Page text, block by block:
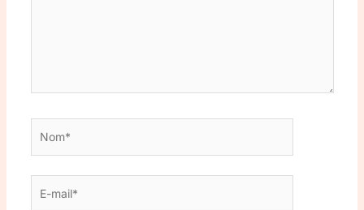
mail*